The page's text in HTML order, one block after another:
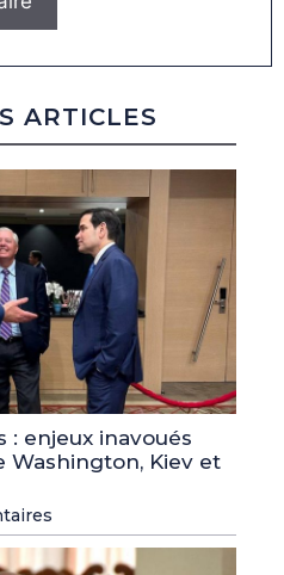
ARTICLES
: enjeux inavoués
Washington, Kiev et